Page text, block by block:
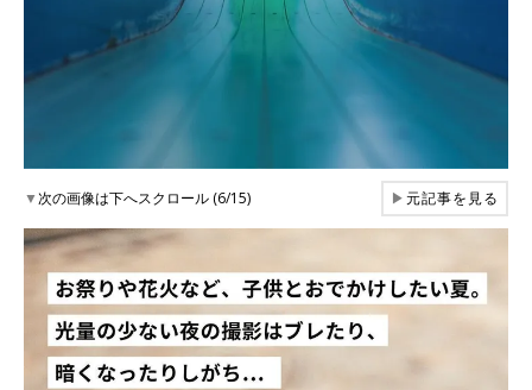
▼次の画像は下へスクロール (6/15) ▶元記事を見る